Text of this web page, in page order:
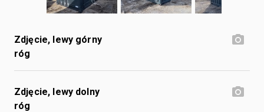
Zdjęcie, lewy górny
róg
Zdjęcie, lewy dolny
róg